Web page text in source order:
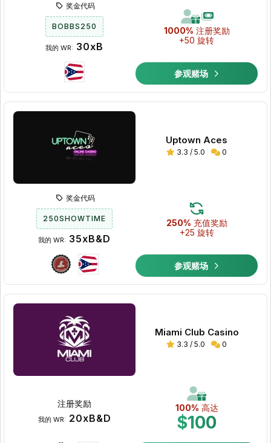
1000% 注册奖励
+50 旋转
奖金代码
BOBBS250
我的 WR: 30xB
参观赌场
Uptown Aces
3.3 / 5.0 0
250% 充值奖励
+25 旋转
奖金代码
250SHOWTIME
我的 WR: 35xB&D
参观赌场
Miami Club Casino
3.3 / 5.0 0
100% 高达
$100
注册奖励
我的 WR: 20xB&D